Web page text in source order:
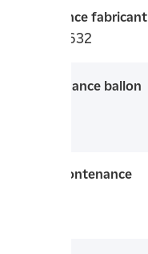
Référence fabricant
10023632
Contenance ballon
Taille contenance